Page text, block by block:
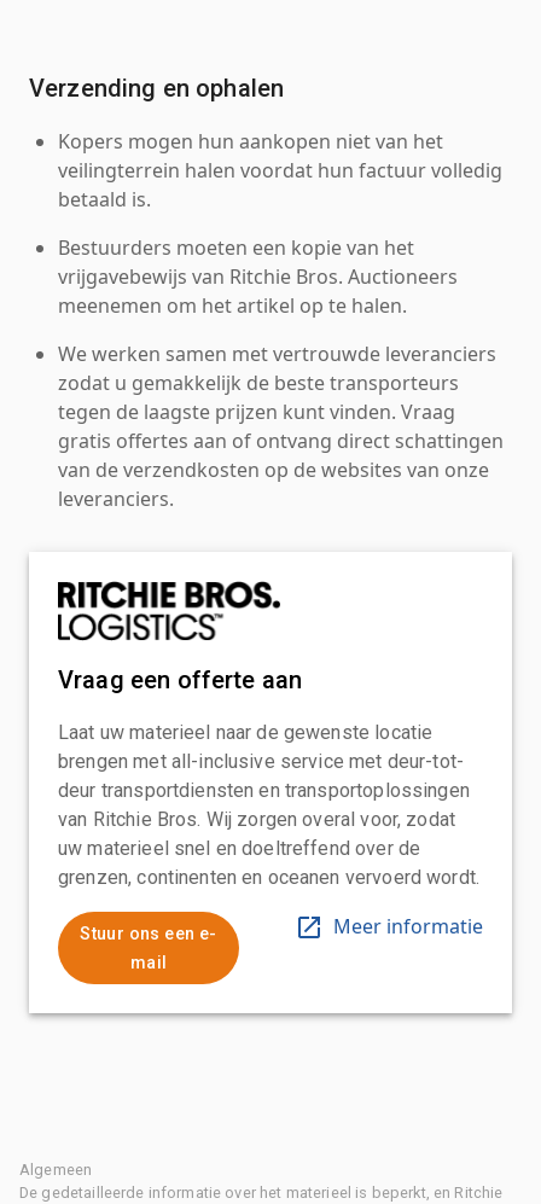
Verzending en ophalen
Kopers mogen hun aankopen niet van het
veilingterrein halen voordat hun factuur volledig
betaald is.
Bestuurders moeten een kopie van het
vrijgavebewijs van Ritchie Bros. Auctioneers
meenemen om het artikel op te halen.
We werken samen met vertrouwde leveranciers
zodat u gemakkelijk de beste transporteurs
tegen de laagste prijzen kunt vinden. Vraag
gratis offertes aan of ontvang direct schattingen
van de verzendkosten op de websites van onze
leveranciers.
Vraag een offerte aan
Laat uw materieel naar de gewenste locatie
brengen met all-inclusive service met deur-tot-
deur transportdiensten en transportoplossingen
van Ritchie Bros. Wij zorgen overal voor, zodat
uw materieel snel en doeltreffend over de
grenzen, continenten en oceanen vervoerd wordt.
Stuur ons een e-
mail
Meer informatie
Algemeen
De gedetailleerde informatie over het materieel is beperkt, en Ritchie